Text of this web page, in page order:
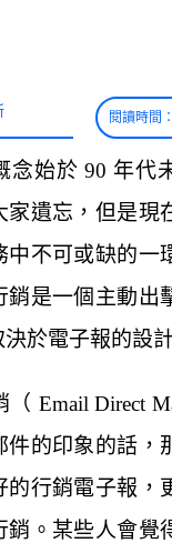
念始於 90 年代
家遺忘，但是現
中不可或缺的一
銷是一個主動出
於電子報的設
Email Direct
件的印象的話，
的行銷電子報，
銷。某些人會覺